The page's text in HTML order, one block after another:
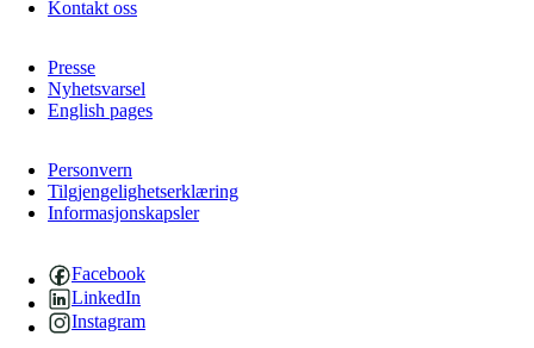
Kontakt oss
Presse
Nyhetsvarsel
English pages
Personvern
Tilgjengelighetserklæring
Informasjonskapsler
Facebook
LinkedIn
Instagram